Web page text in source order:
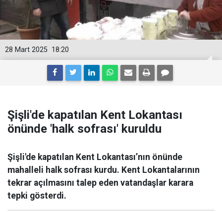
18:20
28 Mart 2025
Şişli'de kapatılan Kent Lokantası
önünde 'halk sofrası' kuruldu
Şişli'de kapatılan Kent Lokantası’nın önünde
mahalleli halk sofrası kurdu. Kent Lokantalarının
tekrar açılmasını talep eden vatandaşlar karara
tepki gösterdi.